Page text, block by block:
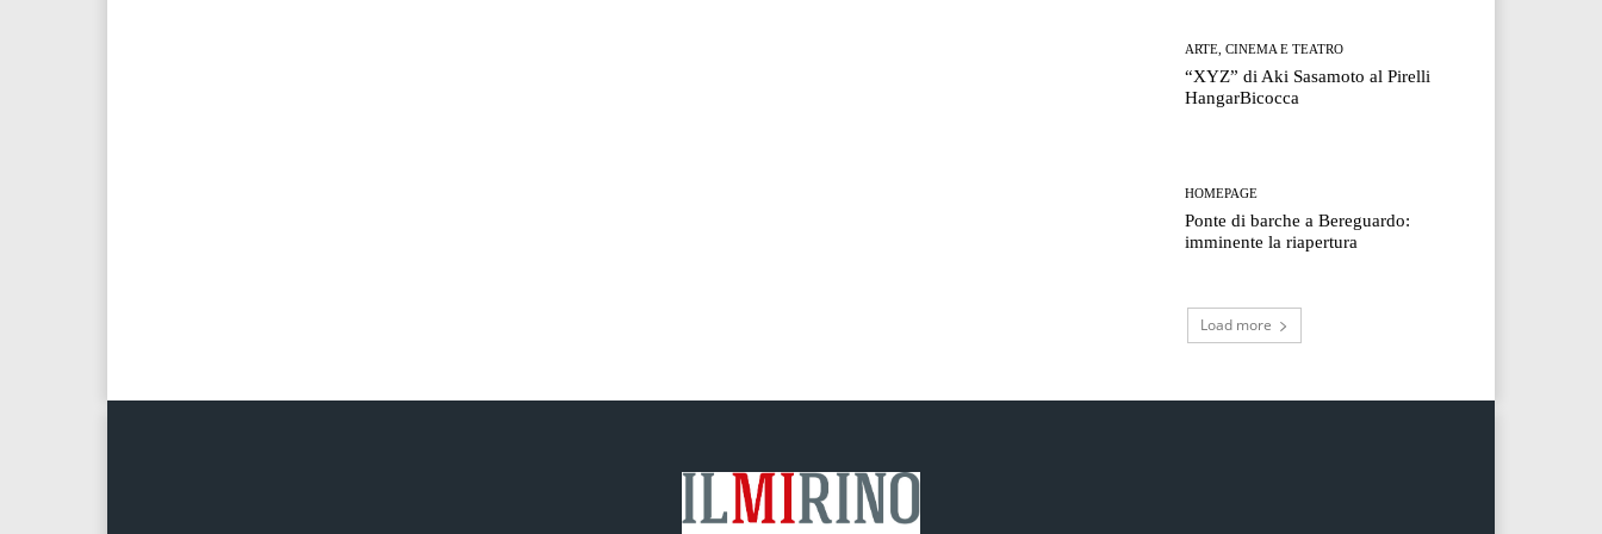
ARTE, CINEMA E TEATRO
“XYZ” di Aki Sasamoto al Pirelli
HangarBicocca
HOMEPAGE
Ponte di barche a Bereguardo:
imminente la riapertura
Load more